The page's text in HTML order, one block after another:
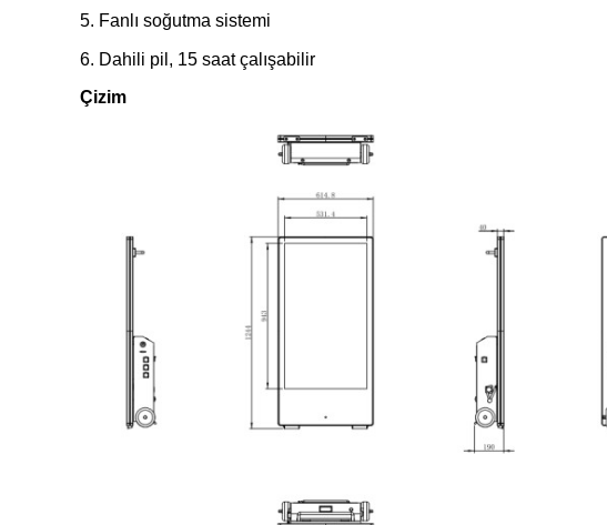
5. Fanlı soğutma sistemi
6. Dahili pil, 15 saat çalışabilir
Çizim